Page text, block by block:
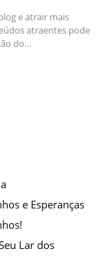
e atrair mais
atraentes pode
do…
e Esperanças
Lar dos